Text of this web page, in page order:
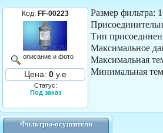
Код:FF-00223
описание и фото
Цена: 0 у.е
Статус:
Под заказ
Размер фильтра:
Тип
Максимальное
Максимальная
Минимальная
Фильтры-осушители